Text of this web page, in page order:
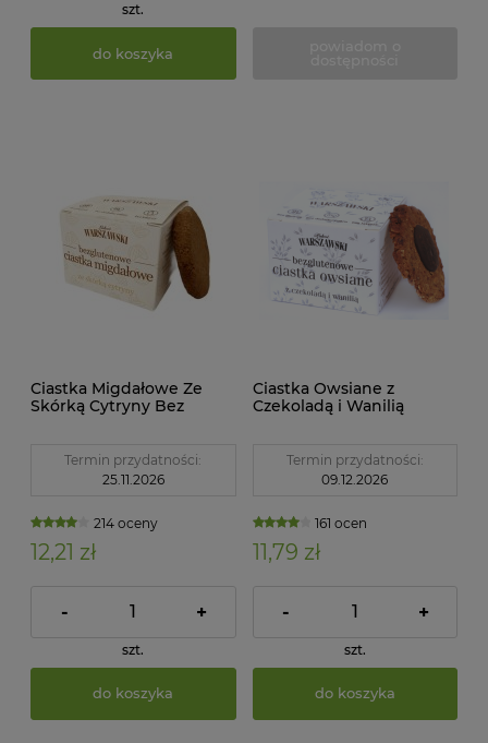
szt.
do koszyka
Ciastka Migdałowe Ze
Skórką Cytryny Bez
Warszawski
Termin przydatności:
25.11.2026
214 oceny
12,21 zł
- +
szt.
do koszyka
Ciastka Owsiane z
Czekoladą i Wanilią
Termin przydatności:
09.12.2026
161 ocen
11,79 zł
- +
szt.
do koszyka